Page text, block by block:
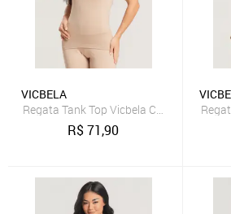
VICBELA
Regata Tank Top Vicbela Camiseta
R$71,90